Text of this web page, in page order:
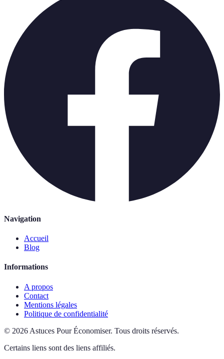
Navigation
Accueil
Blog
Informations
A propos
Contact
Mentions légales
Politique de confidentialité
© 2026 Astuces Pour Économiser. Tous droits réservés.
Certains liens sont des liens affiliés.